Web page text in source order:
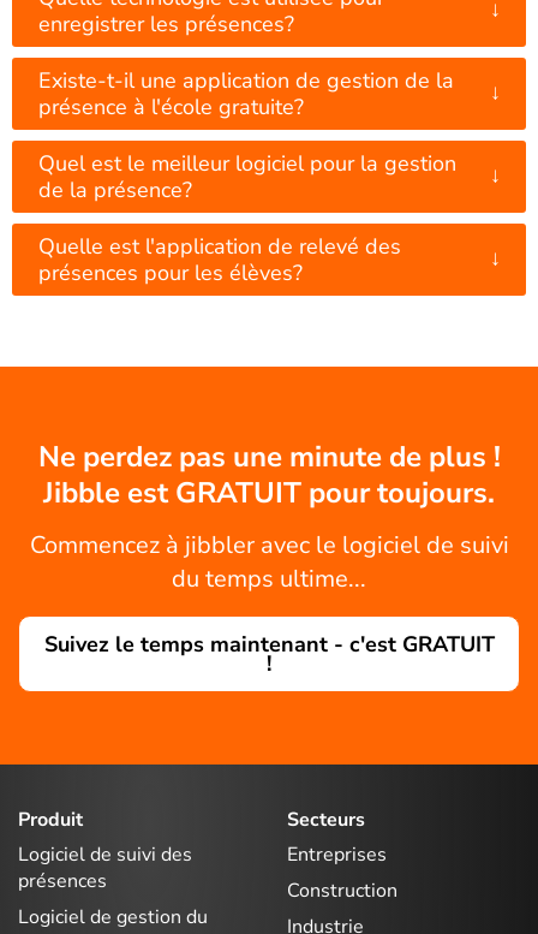
enregistrer les présences?
↓
Existe-t-il une application de gestion de la
présence à l'école gratuite?
↓
Quel est le meilleur logiciel pour la gestion
de la présence?
↓
Quelle est l'application de relevé des
présences pour les élèves?
↓
Ne perdez pas une minute de plus !
Jibble est GRATUIT pour toujours.
Commencez à jibbler avec le logiciel de suivi
du temps ultime...
Suivez le temps maintenant - c'est GRATUIT
!
Produit
Logiciel de suivi des
présences
Logiciel de gestion du
Secteurs
Entreprises
Construction
Industrie